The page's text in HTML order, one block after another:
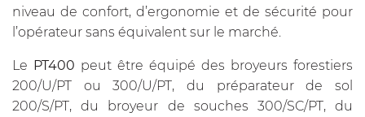
niveau de confort, d’ergonomie et de sécurité pour
l’opérateur sans équivalent sur le marché.
Le PT400 peut être équipé des broyeurs forestiers
200/U/PT ou 300/U/PT, du préparateur de sol
200/S/PT, du broyeur de souches 300/SC/PT, du